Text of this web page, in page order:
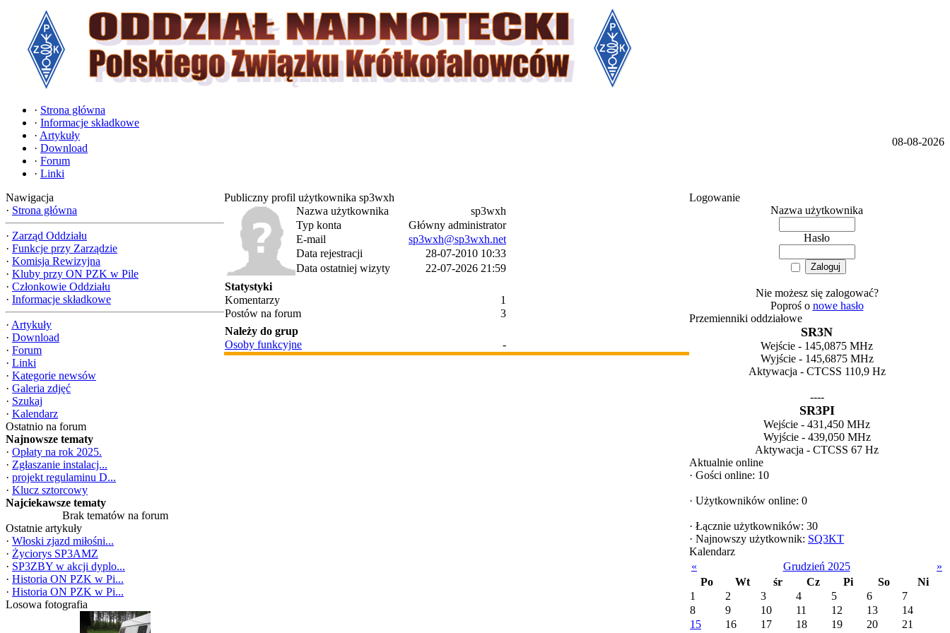
· Strona główna
· Informacje składkowe
· Artykuły
· Download
· Forum
· Linki
08-08-2026
Nawigacja
· Strona główna
· Zarząd Oddziału
· Funkcje przy Zarządzie
· Komisja Rewizyjna
· Kluby przy ON PZK w Pile
· Członkowie Oddziału
· Informacje składkowe
· Artykuły
· Download
· Forum
· Linki
· Kategorie newsów
· Galeria zdjęć
· Szukaj
· Kalendarz
Ostatnio na forum
Najnowsze tematy
· Opłaty na rok 2025.
· Zgłaszanie instalacj...
· projekt regulaminu D...
· Klucz sztorcowy
Najciekawsze tematy
Brak tematów na forum
Ostatnie artykuły
· Włoski zjazd miłośni...
· Życiorys SP3AMZ
· SP3ZBY w akcji dyplo...
· Historia ON PZK w Pi...
· Historia ON PZK w Pi...
Losowa fotografia
Publiczny profil użytkownika sp3wxh
Nazwa użytkownika
sp3wxh
Typ konta
Główny administrator
E-mail
sp3wxh@sp3wxh.net
Data rejestracji
28-07-2010 10:33
Data ostatniej wizyty
22-07-2026 21:59
Statystyki
Komentarzy
1
Postów na forum
3
Należy do grup
Osoby funkcyjne
-
Logowanie
Nazwa użytkownika
Hasło
Nie możesz się zalogować?
Poproś o nowe hasło
Przemienniki oddziałowe
SR3N
Wejście - 145,0875 MHz
Wyjście - 145,6875 MHz
Aktywacja - CTCSS 110,9 Hz
----
SR3PI
Wejście - 431,450 MHz
Wyjście - 439,050 MHz
Aktywacja - CTCSS 67 Hz
Aktualnie online
· Gości online: 10
· Użytkowników online: 0
· Łącznie użytkowników: 30
· Najnowszy użytkownik: SQ3KT
Kalendarz
«
Grudzień 2025
»
Po
Wt śr Cz Pi So
Ni
1
2 3 4 5 6
7
8
9 10 11 12 13
14
15
16 17 18 19 20
21